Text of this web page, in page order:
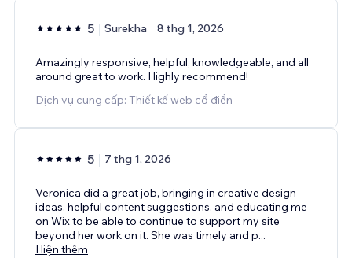
5 Surekha 8 thg 1, 2026
Amazingly responsive, helpful, knowledgeable, and all
around great to work. Highly recommend!
Dịch vụ cung cấp: Thiết kế web cổ điển
5 7 thg 1, 2026
Veronica did a great job, bringing in creative design
ideas, helpful content suggestions, and educating me
on Wix to be able to continue to support my site
beyond her work on it. She was timely and p...
Hiện thêm